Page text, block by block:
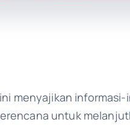
menyajikan
untuk